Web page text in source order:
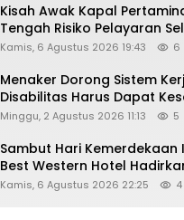
Kisah Awak Kapal
Tengah Risiko Pelayaran
Kamis, 6 Agustus 2026 19:43 6
Menaker Dorong Sistem
Disabilitas Harus Dapat
Setara
Minggu, 2 Agustus 2026 11:13 5
Sambut Hari Kemerdekaan
Best Western Hotel
Stay Diskon Hingga 45%
Kamis, 6 Agustus 2026 22:25 4